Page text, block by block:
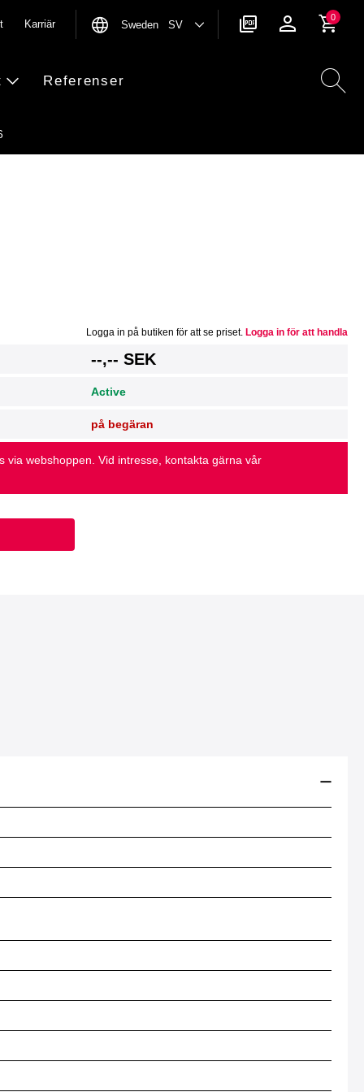
Referenser
Karriär Sweden SV
0
Logga in på butiken för att se priset. Logga in för att handla
--,-- SEK
Active
på begäran
via webshoppen. Vid intresse, kontakta gärna vår